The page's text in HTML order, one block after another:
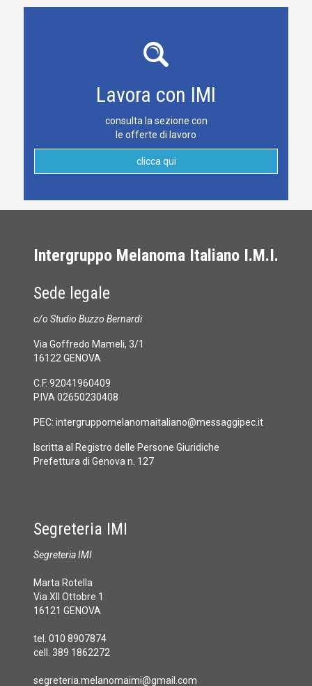
Lavora con IMI
consulta la sezione con
le offerte di lavoro
clicca qui
Intergruppo Melanoma Italiano I.M.I.
Sede legale
c/o Studio Buzzo Bernardi
Via Goffredo Mameli, 3/1
16122 GENOVA
C.F. 92041960409
P.IVA 02650230408
PEC: intergruppomelanomaitaliano@messaggipec.it
Iscritta al Registro delle Persone Giuridiche
Prefettura di Genova n. 127
Segreteria IMI
Segreteria IMI
Marta Rotella
Via XII Ottobre 1
16121 GENOVA
tel. 010 8907874
cell. 389 1862272
segreteria.melanomaimi@gmail.com